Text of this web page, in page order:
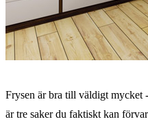
Frysen är bra till väldigt mycket
är tre saker du faktiskt kan